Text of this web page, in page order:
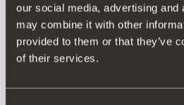
our social media, advertising and
may combine it with other
provided to them or that they’ve
of their services.
Przejdź do produktu